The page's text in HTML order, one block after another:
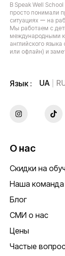
В Speak Well
просто понимали
ситуациях ー на
Мы работаем с
международными
английского
или офлайн) и
Язык : UA
О нас
Скидки на
Наша команда
Блог
СМИ о нас
Цены
Частые